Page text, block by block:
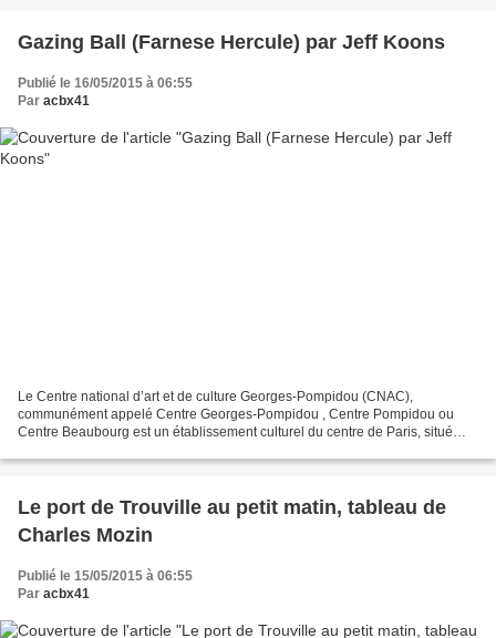
Gazing Ball (Farnese Hercule) par Jeff Koons
Publié le 16/05/2015 à 06:55
Par acbx41
Le Centre national d’art et de culture Georges-Pompidou (CNAC),
communément appelé Centre Georges-Pompidou , Centre Pompidou ou
Centre Beaubourg est un établissement culturel du centre de Paris, situé
Le port de Trouville au petit matin, tableau de
Charles Mozin
Publié le 15/05/2015 à 06:55
Par acbx41